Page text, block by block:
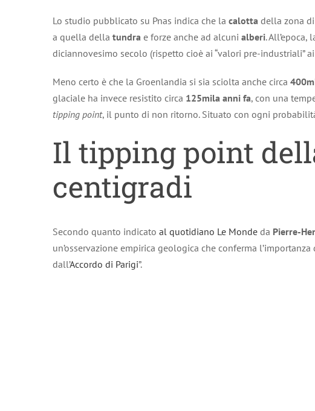
Lo studio pubblicato su Pnas indica che la calotta della zona
a quella della tundra e forze anche ad alcuni alberi.
diciannovesimo secolo (rispetto cioè ai “valori pre-industriali”
Meno certo è che la Groenlandia si sia sciolta anche circa
glaciale ha invece resistito circa 125mila anni fa, con una
tipping point, il punto di non ritorno. Situato con ogni
Il tipping point
centigradi
Secondo quanto indicato al quotidiano Le Monde da Pierre-
un’osservazione empirica geologica che conferma
dall’Accordo di Parigi”.